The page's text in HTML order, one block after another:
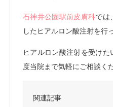
石神井公園駅前皮膚科では
したヒアルロン酸注射を行
ヒアルロン酸注射を受け
度当院まで気軽にご相談く
関連記事